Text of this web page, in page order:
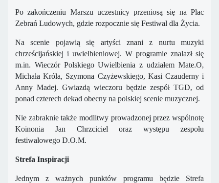
Po zakończeniu Marszu uczestnicy przeniosą się na Plac
Zebrań Ludowych, gdzie rozpocznie się Festiwal dla Życia.
Na scenie pojawią się artyści znani z nurtu muzyki
chrześcijańskiej i uwielbieniowej. W programie znalazł się
m.in. Wieczór Polskiego Uwielbienia z udziałem Mate.O,
Michała Króla, Szymona Czyżewskiego, Kasi Czauderny i
Anny Madej. Gwiazdą wieczoru będzie zespół TGD, od
ponad czterech dekad obecny na polskiej scenie muzycznej.
Nie zabraknie także modlitwy prowadzonej przez wspólnotę
Koinonia Jan Chrzciciel oraz występu zespołu
festiwalowego D.O.M.
Strefa Inspiracji
Jednym z ważnych punktów programu będzie Strefa